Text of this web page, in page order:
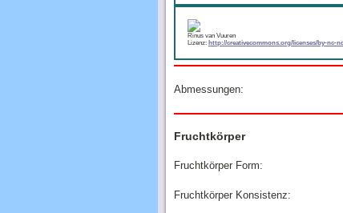
Rinus van Vuuren
Lizenz: http://creativecommons.org/licenses/by-nc-
Abmessungen:
Fruchtkörper
Fruchtkörper Form:
Fruchtkörper Konsistenz: